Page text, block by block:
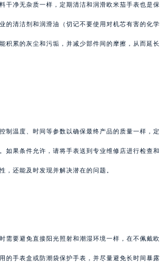
干净无杂质一样，定期清洁和润滑欧米茄手表也是保
的清洁剂和润滑油（切记不要使用对机芯有害的化学
积累的灰尘和污垢，并减少部件间的摩擦，从而延长
制温度、时间等参数以确保最终产品的质量一样，定
如果条件允许，请将手表送到专业维修店进行检查和
，还能及时发现并解决潜在的问题。
需要避免直接阳光照射和潮湿环境一样，在不佩戴欧
的手表盒或防潮袋保护手表，并尽量避免长时间暴露